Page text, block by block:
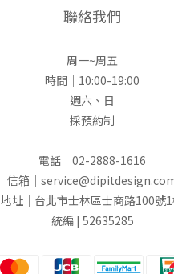
聯絡我們
周一~周五
時間｜10:00-19:00
週六、日
採預約制
電話｜02-2888-1616
信箱｜
地址｜台北市士林區士商路100號
統編 | 52635285